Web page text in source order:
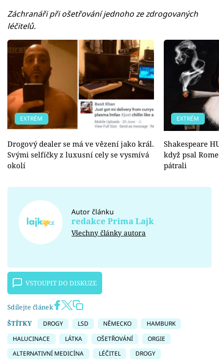
Záchranáři při ošetřování jednoho ze zdrogovaných
léčitelů.
EXTRÉM
Drogový dealer se má ve vězení jako král.
Svými selfíčky z luxusní cely se vysmívá
okolí
EXTRÉM
Shakespeare
když psal
pátrali
Autor článku
redakce Prima Lajk
Všechny články autora
VSTOUPIT DO DISKUZE
Sdílejte článek
ŠTÍTKY
DROGY LSD NĚMECKO
HAMBURK
HALUCINACE
LÁTKA OŠETŘOVÁNÍ
ORGIE
ALTERNATIVNÍ MEDICÍNA
LÉČITEL DROGY